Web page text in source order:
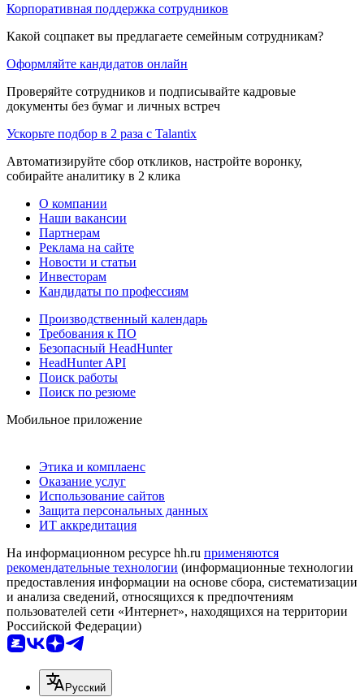
Корпоративная поддержка сотрудников
Какой соцпакет вы предлагаете семейным сотрудникам?
Оформляйте кандидатов онлайн
Проверяйте сотрудников и подписывайте кадровые
документы без бумаг и личных встреч
Ускорьте подбор в 2 раза с Talantix
Автоматизируйте сбор откликов, настройте воронку,
собирайте аналитику в 2 клика
О компании
Наши вакансии
Партнерам
Реклама на сайте
Новости и статьи
Инвесторам
Кандидаты по профессиям
Производственный календарь
Требования к ПО
Безопасный HeadHunter
HeadHunter API
Поиск работы
Поиск по резюме
Мобильное приложение
Этика и комплаенс
Оказание услуг
Использование сайтов
Защита персональных данных
ИТ аккредитация
На информационном ресурсе hh.ru применяются
рекомендательные технологии (информационные технологии
предоставления информации на основе сбора, систематизации
и анализа сведений, относящихся к предпочтениям
пользователей сети «Интернет», находящихся на территории
Российской Федерации)
Русский